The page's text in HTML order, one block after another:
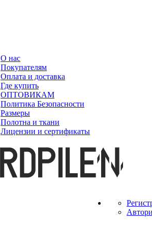
О нас
Покупателям
Оплата и доставка
Где купить
ОПТОВИКАМ
Политика Безопасности
Размеры
Полотна и ткани
Лицензии и сертификаты